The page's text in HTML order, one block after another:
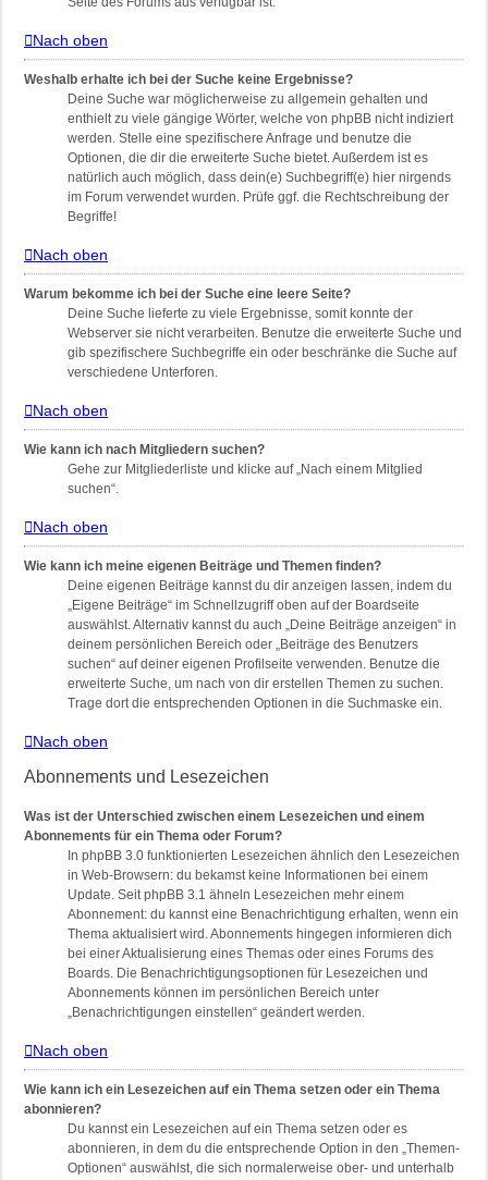
Nach oben
Weshalb erhalte ich bei der Suche keine Ergebnisse?
Deine Suche war möglicherweise zu allgemein gehalten und
enthielt zu viele gängige Wörter, welche von phpBB nicht indiziert
werden. Stelle eine spezifischere Anfrage und benutze die
Optionen, die dir die erweiterte Suche bietet. Außerdem ist es
natürlich auch möglich, dass dein(e) Suchbegriff(e) hier nirgends
im Forum verwendet wurden. Prüfe ggf. die Rechtschreibung der
Begriffe!
Nach oben
Warum bekomme ich bei der Suche eine leere Seite?
Deine Suche lieferte zu viele Ergebnisse, somit konnte der
Webserver sie nicht verarbeiten. Benutze die erweiterte Suche und
gib spezifischere Suchbegriffe ein oder beschränke die Suche auf
verschiedene Unterforen.
Nach oben
Wie kann ich nach Mitgliedern suchen?
Gehe zur Mitgliederliste und klicke auf „Nach einem Mitglied
suchen“.
Nach oben
Wie kann ich meine eigenen Beiträge und Themen finden?
Deine eigenen Beiträge kannst du dir anzeigen lassen, indem du
„Eigene Beiträge“ im Schnellzugriff oben auf der Boardseite
auswählst. Alternativ kannst du auch „Deine Beiträge anzeigen“ in
deinem persönlichen Bereich oder „Beiträge des Benutzers
suchen“ auf deiner eigenen Profilseite verwenden. Benutze die
erweiterte Suche, um nach von dir erstellen Themen zu suchen.
Trage dort die entsprechenden Optionen in die Suchmaske ein.
Nach oben
Abonnements und Lesezeichen
Was ist der Unterschied zwischen einem Lesezeichen und einem
Abonnements für ein Thema oder Forum?
In phpBB 3.0 funktionierten Lesezeichen ähnlich den Lesezeichen
in Web-Browsern: du bekamst keine Informationen bei einem
Update. Seit phpBB 3.1 ähneln Lesezeichen mehr einem
Abonnement: du kannst eine Benachrichtigung erhalten, wenn ein
Thema aktualisiert wird. Abonnements hingegen informieren dich
bei einer Aktualisierung eines Themas oder eines Forums des
Boards. Die Benachrichtigungsoptionen für Lesezeichen und
Abonnements können im persönlichen Bereich unter
„Benachrichtigungen einstellen“ geändert werden.
Nach oben
Wie kann ich ein Lesezeichen auf ein Thema setzen oder ein Thema
abonnieren?
Du kannst ein Lesezeichen auf ein Thema setzen oder es
abonnieren, in dem du die entsprechende Option in den „Themen-
Optionen“ auswählst, die sich normalerweise ober- und unterhalb